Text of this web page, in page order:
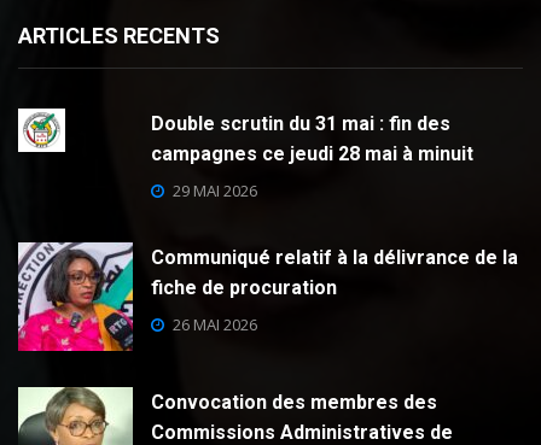
ARTICLES RECENTS
Double scrutin du 31 mai : fin des
campagnes ce jeudi 28 mai à minuit
29 MAI 2026
Communiqué relatif à la délivrance de la
fiche de procuration
26 MAI 2026
Convocation des membres des
Commissions Administratives de